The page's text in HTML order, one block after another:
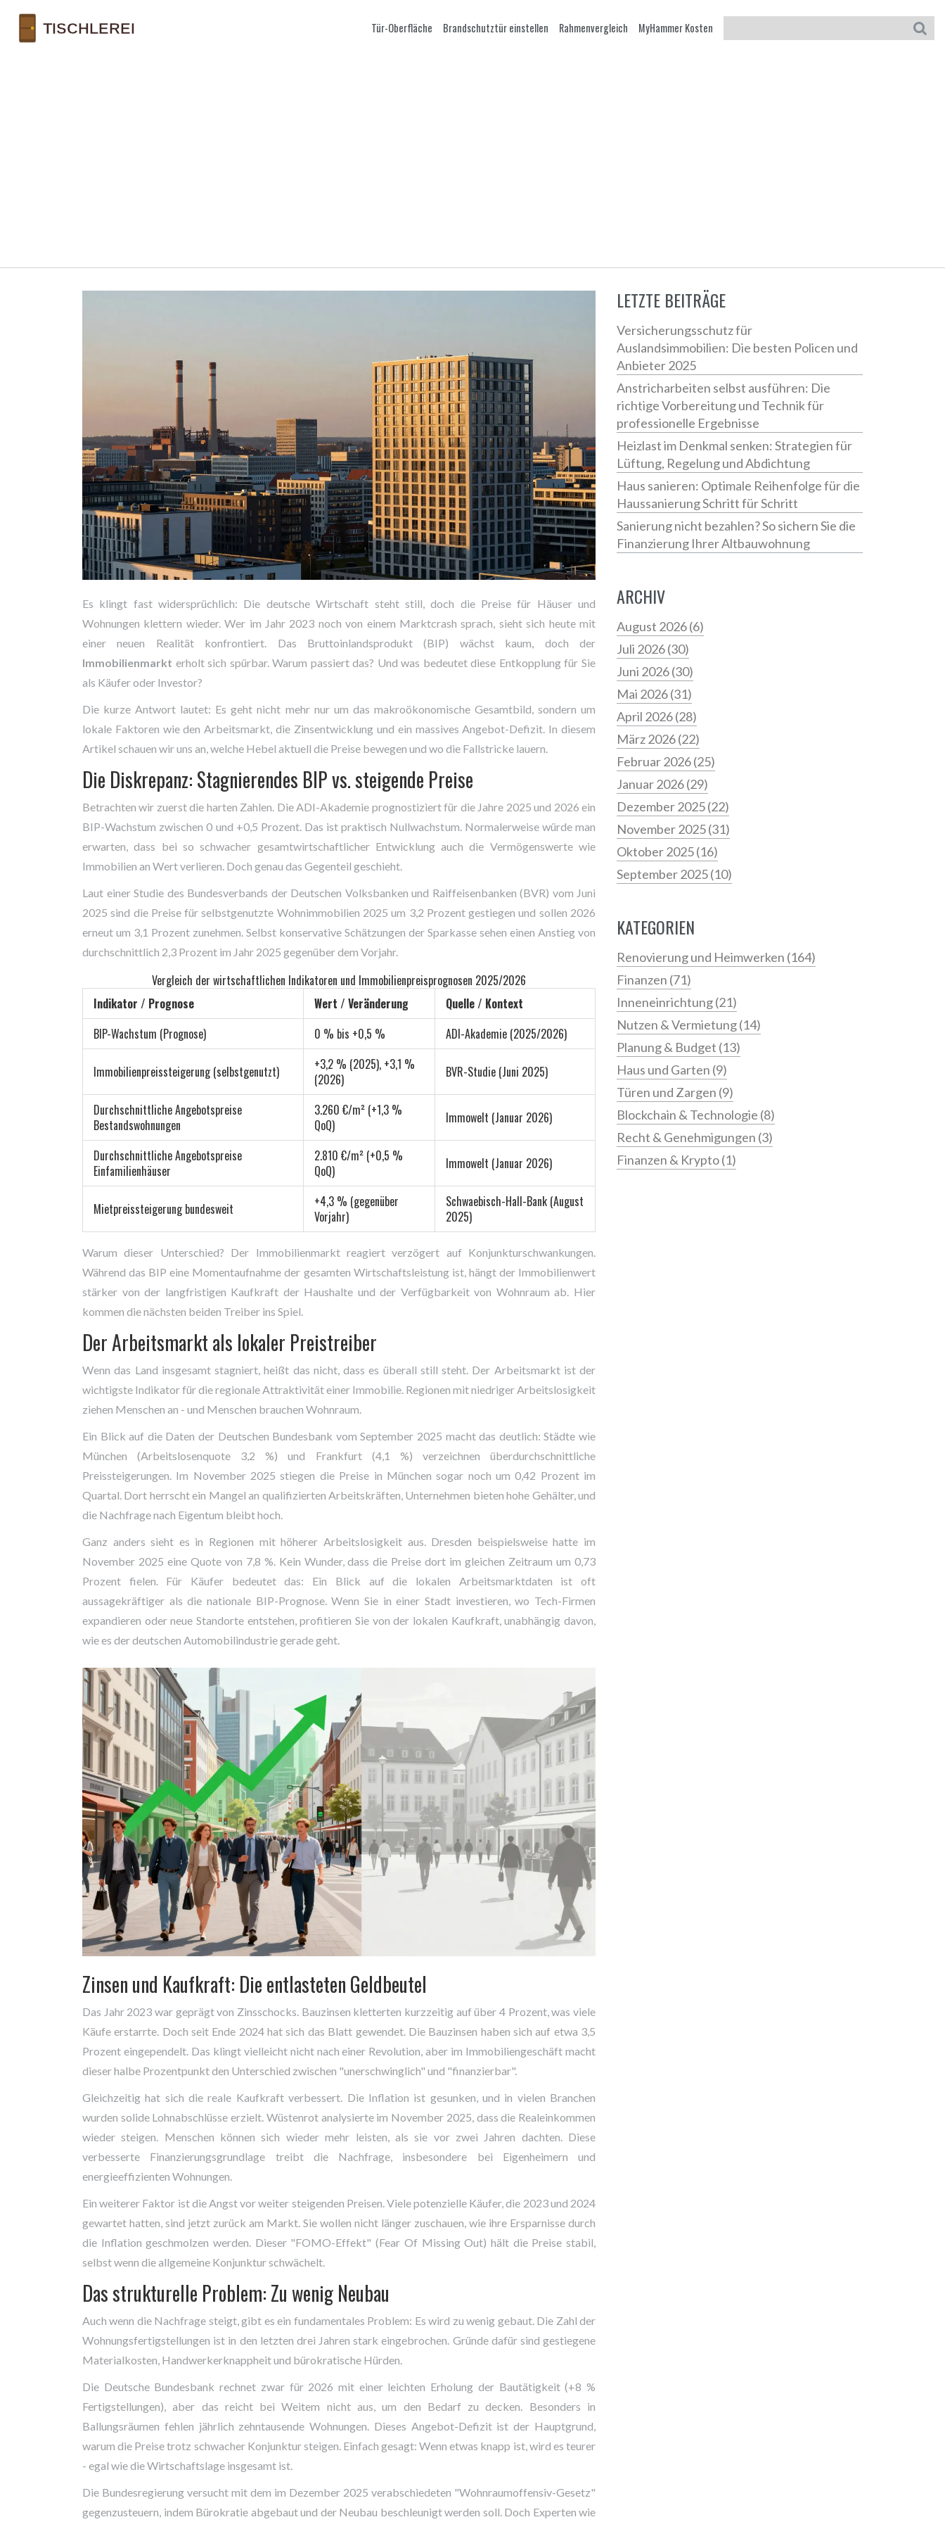
Tür-Oberfläche Brandschutztür einstellen Rahmenvergleich MyHammer Kosten
Es klingt fast widersprüchlich: Die deutsche Wirtschaft steht still, doch die Preise für Häuser und
Wohnungen klettern wieder. Wer im Jahr 2023 noch von einem Marktcrash sprach, sieht sich heute mit
einer neuen Realität konfrontiert. Das Bruttoinlandsprodukt (BIP) wächst kaum, doch der
Immobilienmarkt erholt sich spürbar. Warum passiert das? Und was bedeutet diese Entkopplung für Sie
als Käufer oder Investor?
Die kurze Antwort lautet: Es geht nicht mehr nur um das makroökonomische Gesamtbild, sondern um
lokale Faktoren wie den Arbeitsmarkt, die Zinsentwicklung und ein massives Angebot-Defizit. In diesem
Artikel schauen wir uns an, welche Hebel aktuell die Preise bewegen und wo die Fallstricke lauern.
Die Diskrepanz: Stagnierendes BIP vs. steigende Preise
Betrachten wir zuerst die harten Zahlen. Die ADI-Akademie prognostiziert für die Jahre 2025 und 2026 ein
BIP-Wachstum zwischen 0 und +0,5 Prozent. Das ist praktisch Nullwachstum. Normalerweise würde man
erwarten, dass bei so schwacher gesamtwirtschaftlicher Entwicklung auch die Vermögenswerte wie
Immobilien an Wert verlieren. Doch genau das Gegenteil geschieht.
Laut einer Studie des Bundesverbands der Deutschen Volksbanken und Raiffeisenbanken (BVR) vom Juni
2025 sind die Preise für selbstgenutzte Wohnimmobilien 2025 um 3,2 Prozent gestiegen und sollen 2026
erneut um 3,1 Prozent zunehmen. Selbst konservative Schätzungen der Sparkasse sehen einen Anstieg von
durchschnittlich 2,3 Prozent im Jahr 2025 gegenüber dem Vorjahr.
Vergleich der wirtschaftlichen Indikatoren und Immobilienpreisprognosen 2025/2026
Indikator / Prognose
Wert / Veränderung
Quelle / Kontext
BIP-Wachstum (Prognose)
0 % bis +0,5 % ADI-Akademie (2025/2026)
Immobilienpreissteigerung (selbstgenutzt)
+3,2 % (2025), +3,1 %
(2026)
BVR-Studie (Juni 2025)
Durchschnittliche Angebotspreise
Bestandswohnungen
3.260 €/m² (+1,3 %
QoQ)
Immowelt (Januar 2026)
Durchschnittliche Angebotspreise
Einfamilienhäuser
2.810 €/m² (+0,5 %
QoQ)
Immowelt (Januar 2026)
Mietpreissteigerung bundesweit
+4,3 % (gegenüber
Vorjahr)
Schwaebisch-Hall-Bank (August
2025)
Warum dieser Unterschied? Der Immobilienmarkt reagiert verzögert auf Konjunkturschwankungen.
Während das BIP eine Momentaufnahme der gesamten Wirtschaftsleistung ist, hängt der Immobilienwert
stärker von der langfristigen Kaufkraft der Haushalte und der Verfügbarkeit von Wohnraum ab. Hier
kommen die nächsten beiden Treiber ins Spiel.
Der Arbeitsmarkt als lokaler Preistreiber
Wenn das Land insgesamt stagniert, heißt das nicht, dass es überall still steht. Der Arbeitsmarkt ist der
wichtigste Indikator für die regionale Attraktivität einer Immobilie. Regionen mit niedriger Arbeitslosigkeit
ziehen Menschen an - und Menschen brauchen Wohnraum.
Ein Blick auf die Daten der Deutschen Bundesbank vom September 2025 macht das deutlich: Städte wie
München (Arbeitslosenquote 3,2 %) und Frankfurt (4,1 %) verzeichnen überdurchschnittliche
Preissteigerungen. Im November 2025 stiegen die Preise in München sogar noch um 0,42 Prozent im
Quartal. Dort herrscht ein Mangel an qualifizierten Arbeitskräften, Unternehmen bieten hohe Gehälter, und
die Nachfrage nach Eigentum bleibt hoch.
Ganz anders sieht es in Regionen mit höherer Arbeitslosigkeit aus. Dresden beispielsweise hatte im
November 2025 eine Quote von 7,8 %. Kein Wunder, dass die Preise dort im gleichen Zeitraum um 0,73
Prozent fielen. Für Käufer bedeutet das: Ein Blick auf die lokalen Arbeitsmarktdaten ist oft
aussagekräftiger als die nationale BIP-Prognose. Wenn Sie in einer Stadt investieren, wo Tech-Firmen
expandieren oder neue Standorte entstehen, profitieren Sie von der lokalen Kaufkraft, unabhängig davon,
wie es der deutschen Automobilindustrie gerade geht.
Zinsen und Kaufkraft: Die entlasteten Geldbeutel
Das Jahr 2023 war geprägt von Zinsschocks. Bauzinsen kletterten kurzzeitig auf über 4 Prozent, was viele
Käufe erstarrte. Doch seit Ende 2024 hat sich das Blatt gewendet. Die Bauzinsen haben sich auf etwa 3,5
Prozent eingependelt. Das klingt vielleicht nicht nach einer Revolution, aber im Immobiliengeschäft macht
dieser halbe Prozentpunkt den Unterschied zwischen "unerschwinglich" und "finanzierbar".
Gleichzeitig hat sich die reale Kaufkraft verbessert. Die Inflation ist gesunken, und in vielen Branchen
wurden solide Lohnabschlüsse erzielt. Wüstenrot analysierte im November 2025, dass die Realeinkommen
wieder steigen. Menschen können sich wieder mehr leisten, als sie vor zwei Jahren dachten. Diese
verbesserte Finanzierungsgrundlage treibt die Nachfrage, insbesondere bei Eigenheimern und
energieeffizienten Wohnungen.
Ein weiterer Faktor ist die Angst vor weiter steigenden Preisen. Viele potenzielle Käufer, die 2023 und 2024
gewartet hatten, sind jetzt zurück am Markt. Sie wollen nicht länger zuschauen, wie ihre Ersparnisse durch
die Inflation geschmolzen werden. Dieser "FOMO-Effekt" (Fear Of Missing Out) hält die Preise stabil,
selbst wenn die allgemeine Konjunktur schwächelt.
Das strukturelle Problem: Zu wenig Neubau
Auch wenn die Nachfrage steigt, gibt es ein fundamentales Problem: Es wird zu wenig gebaut. Die Zahl der
Wohnungsfertigstellungen ist in den letzten drei Jahren stark eingebrochen. Gründe dafür sind gestiegene
Materialkosten, Handwerkerknappheit und bürokratische Hürden.
Die Deutsche Bundesbank rechnet zwar für 2026 mit einer leichten Erholung der Bautätigkeit (+8 %
Fertigstellungen), aber das reicht bei Weitem nicht aus, um den Bedarf zu decken. Besonders in
Ballungsräumen fehlen jährlich zehntausende Wohnungen. Dieses Angebot-Defizit ist der Hauptgrund,
warum die Preise trotz schwacher Konjunktur steigen. Einfach gesagt: Wenn etwas knapp ist, wird es teurer
- egal wie die Wirtschaftslage insgesamt ist.
Die Bundesregierung versucht mit dem im Dezember 2025 verabschiedeten "Wohnraumoffensiv-Gesetz"
gegenzusteuern, indem Bürokratie abgebaut und der Neubau beschleunigt werden soll. Doch Experten wie
LETZTE BEITRÄGE
Versicherungsschutz für
Auslandsimmobilien: Die besten Policen und
Anbieter 2025
Anstricharbeiten selbst ausführen: Die
richtige Vorbereitung und Technik für
professionelle Ergebnisse
Heizlast im Denkmal senken: Strategien für
Lüftung, Regelung und Abdichtung
Haus sanieren: Optimale Reihenfolge für die
Haussanierung Schritt für Schritt
Sanierung nicht bezahlen? So sichern Sie die
Finanzierung Ihrer Altbauwohnung
ARCHIV
August 2026(6)
Juli 2026(30)
Juni 2026(30)
Mai 2026(31)
April 2026(28)
März 2026(22)
Februar 2026(25)
Januar 2026(29)
Dezember 2025(22)
November 2025(31)
Oktober 2025(16)
September 2025(10)
KATEGORIEN
Renovierung und Heimwerken (164)
Finanzen (71)
Inneneinrichtung(21)
Nutzen & Vermietung(14)
Planung & Budget (13)
Haus und Garten (9)
Türen und Zargen (9)
Blockchain & Technologie (8)
Recht & Genehmigungen (3)
Finanzen & Krypto(1)